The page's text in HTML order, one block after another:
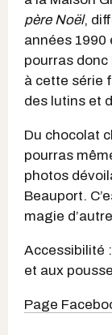
père Noël,
années 1990
pourras
à cette série
des lutins et
Du chocolat
pourras
photos
Beauport.
magie
Accessibilité
et aux
Page